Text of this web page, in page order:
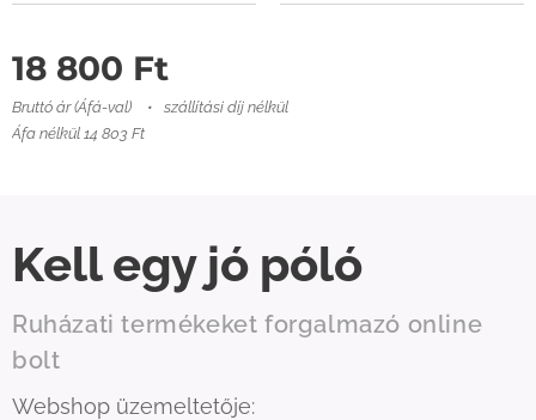
18 800 Ft
Bruttó ár (Áfá-val)
szállítási díj nélkül
Áfa nélkül 14 803 Ft
Kell egy jó póló
Ruházati termékeket forgalmazó online
bolt
Webshop üzemeltetője: